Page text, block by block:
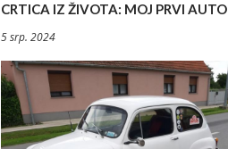
CRTICA IZ ŽIVOTA: MOJ PRVI AUTO
5 srp. 2024